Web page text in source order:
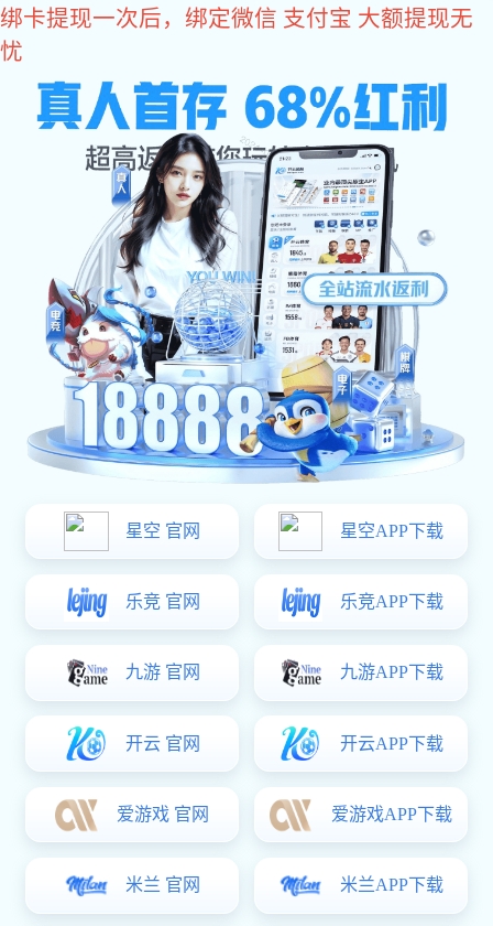
星空真人
您好，欢迎您光临星空真人商城！
星空真人
come2time.com
网站星空真人 关于星空真人
星空真人>产品中心>铰链合页系列>不锈钢脱卸铰
铰链合页系列
不锈钢脱卸铰
不锈钢折弯铰
铁质扇形铰
铁质脱卸铰
不锈钢扇形铰
弹簧铰链
拉手系列
塑料拉手
精密铸造拉手
铁质拉手
锌合金拉手
搭扣系列
不锈钢脱卸铰 不锈钢折弯铰
￥5.00